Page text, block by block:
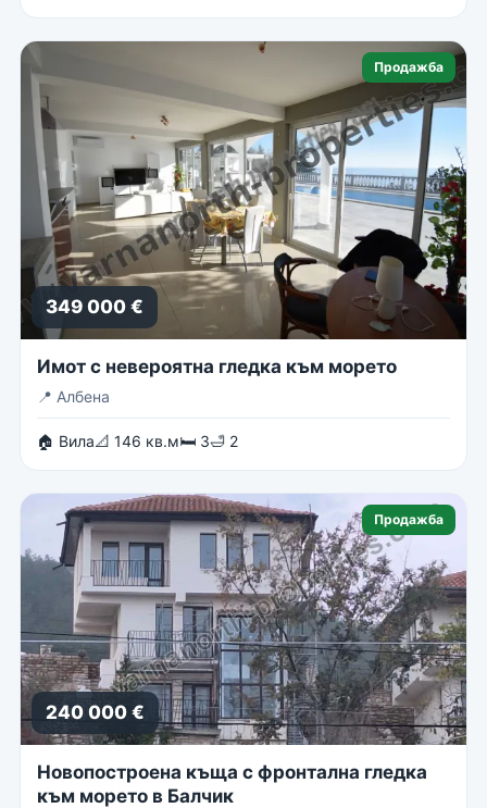
Продажба
349 000 €
Имот с невероятна гледка към морето
📍 Албена
🏠 Вила📐 146 кв.м🛏 3🛁 2
Продажба
240 000 €
Новопостроена къща с фронтална гледка
към морето в Балчик